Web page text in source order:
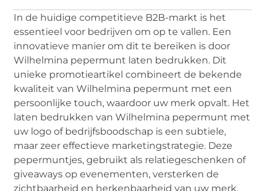
In de huidige competitieve B2B-markt is het
essentieel voor bedrijven om op te vallen. Een
innovatieve manier om dit te bereiken is door
Wilhelmina pepermunt laten bedrukken. Dit
unieke promotieartikel combineert de bekende
kwaliteit van Wilhelmina pepermunt met een
persoonlijke touch, waardoor uw merk opvalt. Het
laten bedrukken van Wilhelmina pepermunt met
uw logo of bedrijfsboodschap is een subtiele,
maar zeer effectieve marketingstrategie. Deze
pepermuntjes, gebruikt als relatiegeschenken of
giveaways op evenementen, versterken de
zichtbaarheid en herkenbaarheid van uw merk.